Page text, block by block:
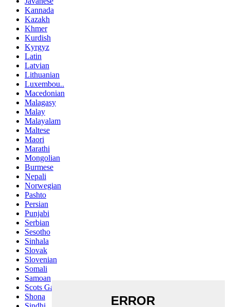
Kannada
Kazakh
Khmer
Kurdish
Kyrgyz
Latin
Latvian
Lithuanian
Luxembou..
Macedonian
Malagasy
Malay
Malayalam
Maltese
Maori
Marathi
Mongolian
Burmese
Nepali
Norwegian
Pashto
Persian
Punjabi
Serbian
Sesotho
Sinhala
Slovak
Slovenian
Somali
Samoan
Scots Gaelic
Shona